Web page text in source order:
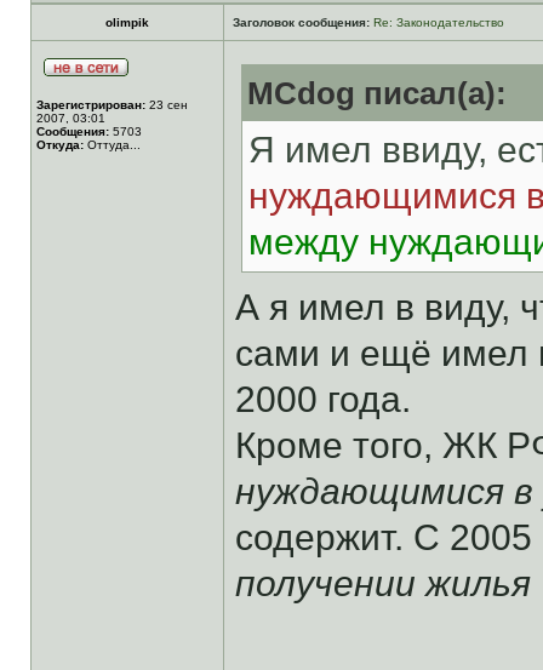
olimpik Заголовок сообщения: Re: Законодательство
Зарегистрирован: 23 сен
2007, 03:01
Сообщения: 5703
Откуда: Оттуда...
MCdog писал(а):
Я имел ввиду,
нуждающимися
между
А я имел в виду,
сами и ещё
2000 года.
Кроме того, ЖК
нуждающимися в
содержит. С 2005
получении жилья